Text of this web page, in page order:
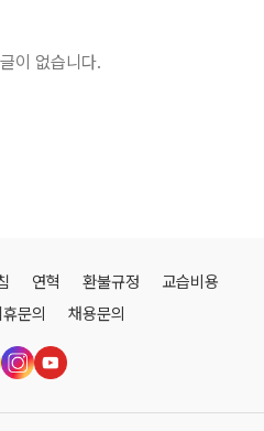
이 없습니다.
연혁 환불규정
교습비용
문의 채용문의